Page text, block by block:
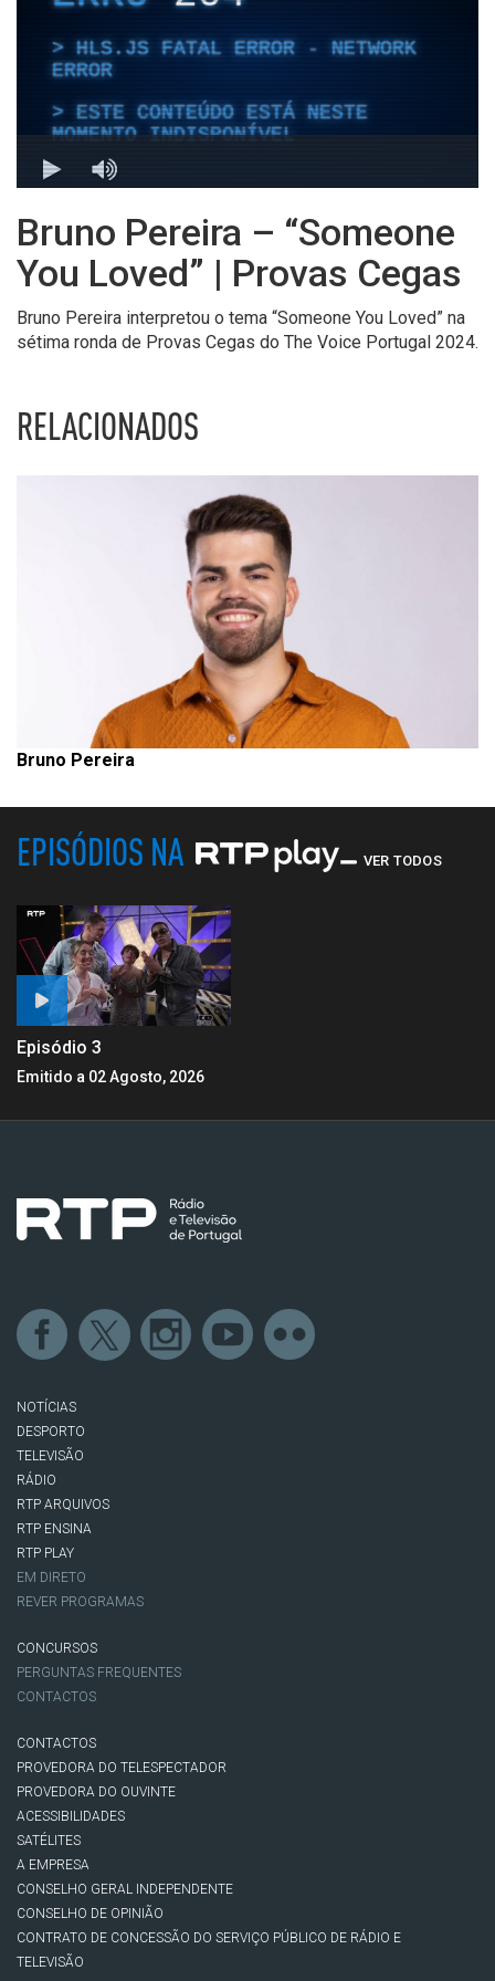
Bruno Pereira – “Someone
You Loved” | Provas Cegas
Bruno Pereira interpretou o tema “Someone You Loved” na
sétima ronda de Provas Cegas do The Voice Portugal 2024.
RELACIONADOS
Bruno Pereira
EPISÓDIOS NA VER TODOS
Episódio 3
Emitido a 02 Agosto, 2026
NOTÍCIAS
DESPORTO
TELEVISÃO
RÁDIO
RTP ARQUIVOS
RTP ENSINA
RTP PLAY
EM DIRETO
REVER PROGRAMAS
CONCURSOS
PERGUNTAS FREQUENTES
CONTACTOS
CONTACTOS
PROVEDORA DO TELESPECTADOR
PROVEDORA DO OUVINTE
ACESSIBILIDADES
SATÉLITES
A EMPRESA
CONSELHO GERAL INDEPENDENTE
CONSELHO DE OPINIÃO
CONTRATO DE CONCESSÃO DO SERVIÇO PÚBLICO DE RÁDIO E
TELEVISÃO